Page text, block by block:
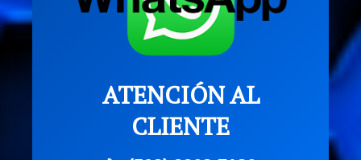
ATENCIÓN AL
CLIENTE